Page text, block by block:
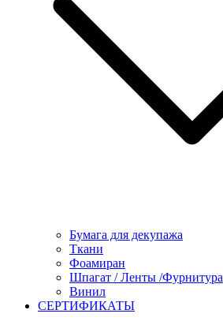
Бумага для декупажа
Ткани
Фоамиран
Шпагат / Ленты /Фурнитура
Винил
СЕРТИФИКАТЫ